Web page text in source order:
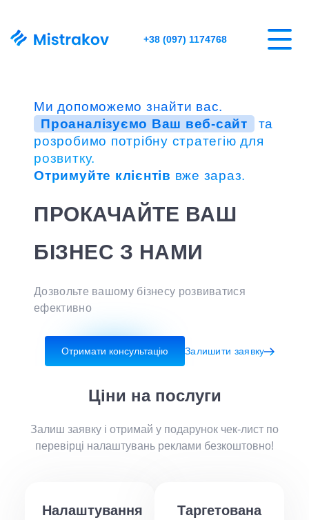
+38 (097) 1174768
Ми допоможемо знайти вас.
Проаналізуємо Ваш веб-сайт
та
розробимо потрібну стратегію для
розвитку.
Отримуйте клієнтів вже зараз.
ПРОКАЧАЙТЕ ВАШ
БІЗНЕС З НАМИ
Дозвольте вашому бізнесу розвиватися
ефективно
Отримати консультацію Залишити заявку
Ціни на послуги
Залиш заявку і отримай у подарунок чек-лист по
перевірці налаштувань реклами безкоштовно!
Налаштування
Таргетована